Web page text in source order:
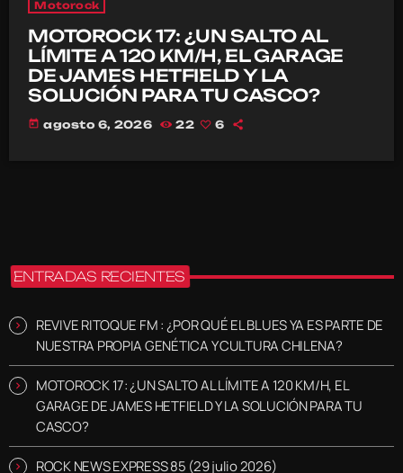
Motorock
MOTOROCK 17: ¿UN SALTO AL
LÍMITE A 120 KM/H, EL GARAGE
DE JAMES HETFIELD Y LA
SOLUCIÓN PARA TU CASCO?
today agosto 6, 2026 22 6
ENTRADAS RECIENTES
REVIVE RITOQUE FM : ¿POR QUÉ EL BLUES YA ES PARTE DE
NUESTRA PROPIA GENÉTICA Y CULTURA CHILENA?
MOTOROCK 17: ¿UN SALTO AL LÍMITE A 120 KM/H, EL
GARAGE DE JAMES HETFIELD Y LA SOLUCIÓN PARA TU
CASCO?
ROCK NEWS EXPRESS 85 (29 julio 2026)